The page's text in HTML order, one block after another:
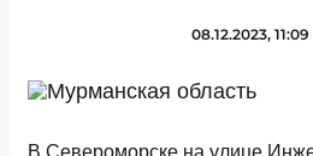
08.12.2023, 11:09
В Североморске на улице